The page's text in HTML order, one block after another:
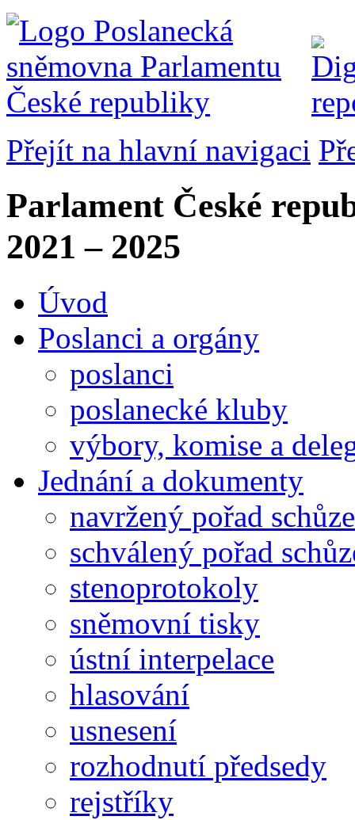
Přejít na hlavní navigaci
Parlament České
2021 – 2025
Úvod
Poslanci a orgány
poslanci
poslanecké kluby
výbory, komise a
Jednání a dokumenty
navržený pořad schůze
schválený pořad
stenoprotokoly
sněmovní tisky
ústní interpelace
hlasování
usnesení
rozhodnutí předsedy
rejstříky